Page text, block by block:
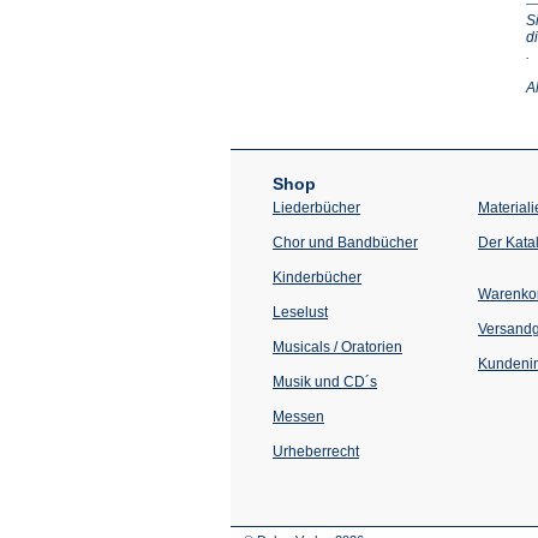
.
Shop
Liederbücher
Chor und Bandbücher
Kinderbücher
Leselust
Musicals / Oratorien
Musik und CD´s
Messen
Urheberrecht
Der